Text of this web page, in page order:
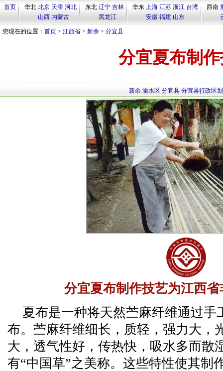
首页 华北 北京 天津 河北
山西 内蒙古
东北 辽宁 吉林
黑龙江
华东 上海 江苏 浙江 台湾
安徽 福建 山东
西南
您现在的位置： 首页 > 江西省 > 新余 > 分宜县
分宜夏布制
新余 渝水区 分宜县 分宜县行政区划
分宜夏布制作技艺为江西
夏布是一种将天然苎麻纤维通过手
布。苎麻纤维细长，质轻，强力大，
大，透气性好，传热快，吸水多而散
有“中国草”之美称。这些特性使其制